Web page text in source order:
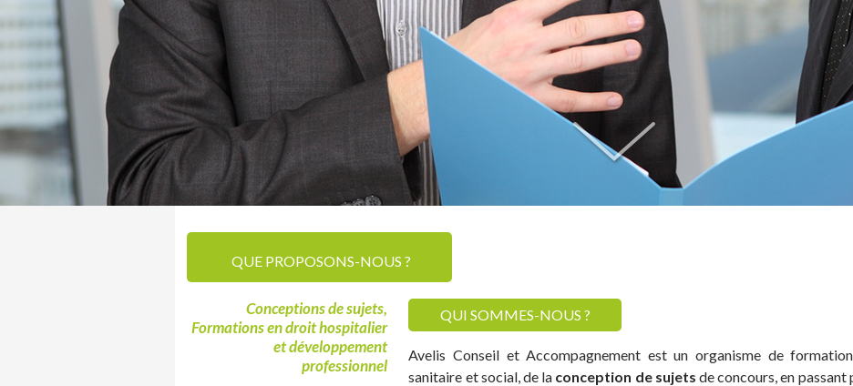
QUE PROPOSONS-NOUS ?
Conceptions de sujets,
Formations en droit hospitalier
et développement
professionnel
QUI SOMMES-NOUS ?
Avelis Conseil et Accompagnement est un organisme de
sanitaire et social, de la conception de sujets de concours, en